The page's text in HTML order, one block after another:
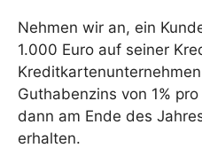
Nehmen wir an, ein
1.000 Euro auf seiner
Guthabenzins von 1%
dann am Ende des
erhalten.